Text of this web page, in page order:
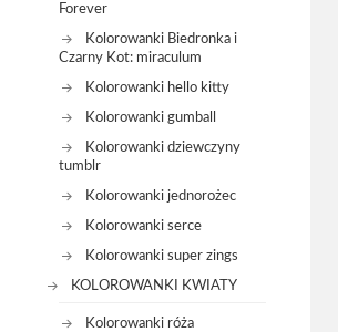
Forever
Kolorowanki Biedronka i
Czarny Kot: miraculum
Kolorowanki hello kitty
Kolorowanki gumball
Kolorowanki dziewczyny
tumblr
Kolorowanki jednorożec
Kolorowanki serce
Kolorowanki super zings
KOLOROWANKI KWIATY
Kolorowanki róża